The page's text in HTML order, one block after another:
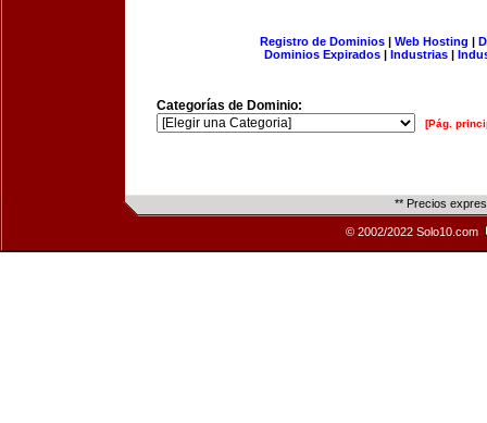
Registro de Dominios| Web Hosting |
Dominios Expirados | Industrias |
Categorías de Dominio:
[Pág.
** Precios
© 2002/2022 Solo10.com